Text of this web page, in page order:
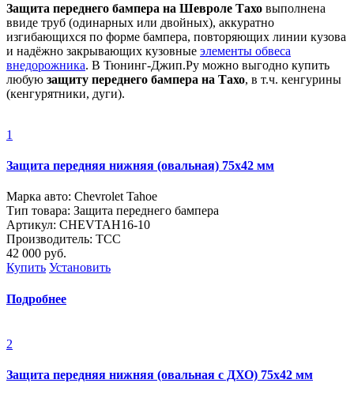
Защита переднего бампера на Шевроле Тахо выполнена
ввиде труб (одинарных или двойных), аккуратно
изгибающихся по форме бампера, повторяющих линии кузова
и надёжно закрывающих кузовные элементы обвеса
внедорожника. В Тюнинг-Джип.Ру можно выгодно купить
любую защиту переднего бампера на Тахо, в т.ч. кенгурины
(кенгурятники, дуги).
1
Защита передняя нижняя (овальная) 75х42 мм
Марка авто: Chevrolet Tahoe
Тип товара: Защита переднего бампера
Артикул: CHEVTAH16-10
Производитель: ТСС
42 000 руб.
Купить Установить
Подробнее
2
Защита передняя нижняя (овальная с ДХО) 75х42 мм